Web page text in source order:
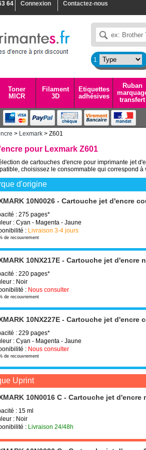
64 Connexion Contactez-nous
1
Toner
MICR
Filament
3D
Etiquettes
adhésives
Ruban
transfert
> Lexmark > Z601
pour Lexmark Z601
de cartouches d'encre pour imprimante jet
choisissez le consommable qui correspond à
d'origine
10N0026 - Cartouche jet d'encre
: 275 pages*
: Cyan - Magenta - Jaune
: Livraison 3-4 jours
de recouvrement
10NX217E - Cartouche jet d'encre
: 220 pages*
: Noir
: Nous consulter
de recouvrement
10NX227E - Cartouche jet d'encre
: 229 pages*
: Cyan - Magenta - Jaune
: Nous consulter
de recouvrement
Uprint
10N0016 C - Cartouche jet d'encre
: 15 ml
: Noir
: Livraison 24/48h